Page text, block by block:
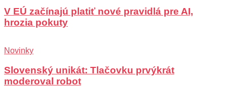
V EÚ začínajú platiť nové pravidlá pre AI,
hrozia pokuty
Novinky
Slovenský unikát: Tlačovku prvýkrát
moderoval robot